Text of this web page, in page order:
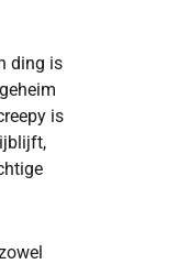
ding is
is